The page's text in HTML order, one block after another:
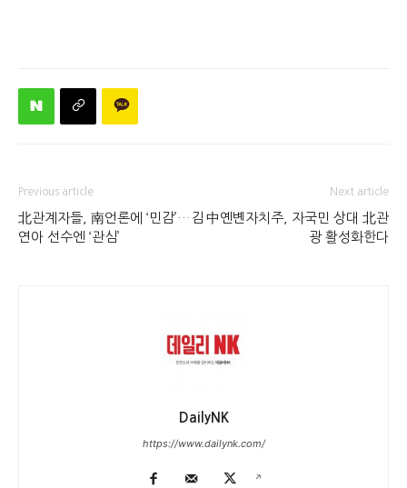
Previous article
北관계자들, 南언론에 ‘민감’…김
연아 선수엔 ‘관심’
Next article
中옌볜자치주, 자국민 상대 北관
광 활성화한다
DailyNK
https://www.dailynk.com/